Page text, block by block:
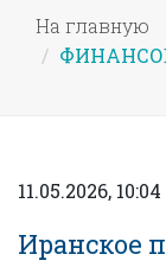
На главную
11.05.2026, 10:04
Иранское